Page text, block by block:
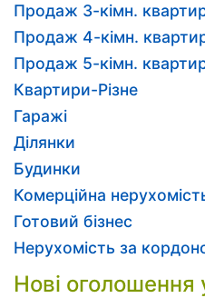
Продаж 3-кімн.
Продаж 4-кімн.
Продаж 5-кімн.
Квартири-Різне
Гаражі
Ділянки
Будинки
Комерційна
Готовий бізнес
Нерухомість за
Нові оголошення